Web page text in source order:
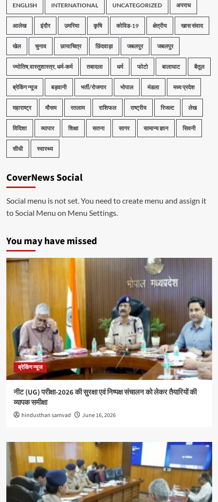
ENGLISH INTERNATIONAL UNCATEGORIZED अपराध
आलेख इंदौर उमरिया कृषि कोविड-19 क्षेत्रीय खास संवाद
खेल चुनाव छायाचित्र छिंदवाड़ा जबलपुर जबलपुर
ज्योतिष,वास्तुशास्त्र, धर्म-कर्म तबादला धर्म फोटो बालाघाट बैतूल
ब्रेकिंग न्यूज बड़वानी भर्ती/रोजगार भोपाल मंडला मध्य प्रदेश
महाराष्ट्र मौसम रतलाम राशिफल राष्ट्रीय रिजल्ट लेख
विदिशा व्यापार शिक्षा सतना सागर सामान्य ज्ञान सिवनी
सीधी स्वास्थ्य
CoverNews Social
Social menu is not set. You need to create menu and assign it
to Social Menu on Menu Settings.
You may have missed
ब्रेकिंग न्यूज
नीट (UG) परीक्षा-2026 की सुरक्षा एवं निष्पक्ष संचालन को लेकर तैयारियों की
व्यापक समीक्षा
hindusthan samvad June 16, 2026